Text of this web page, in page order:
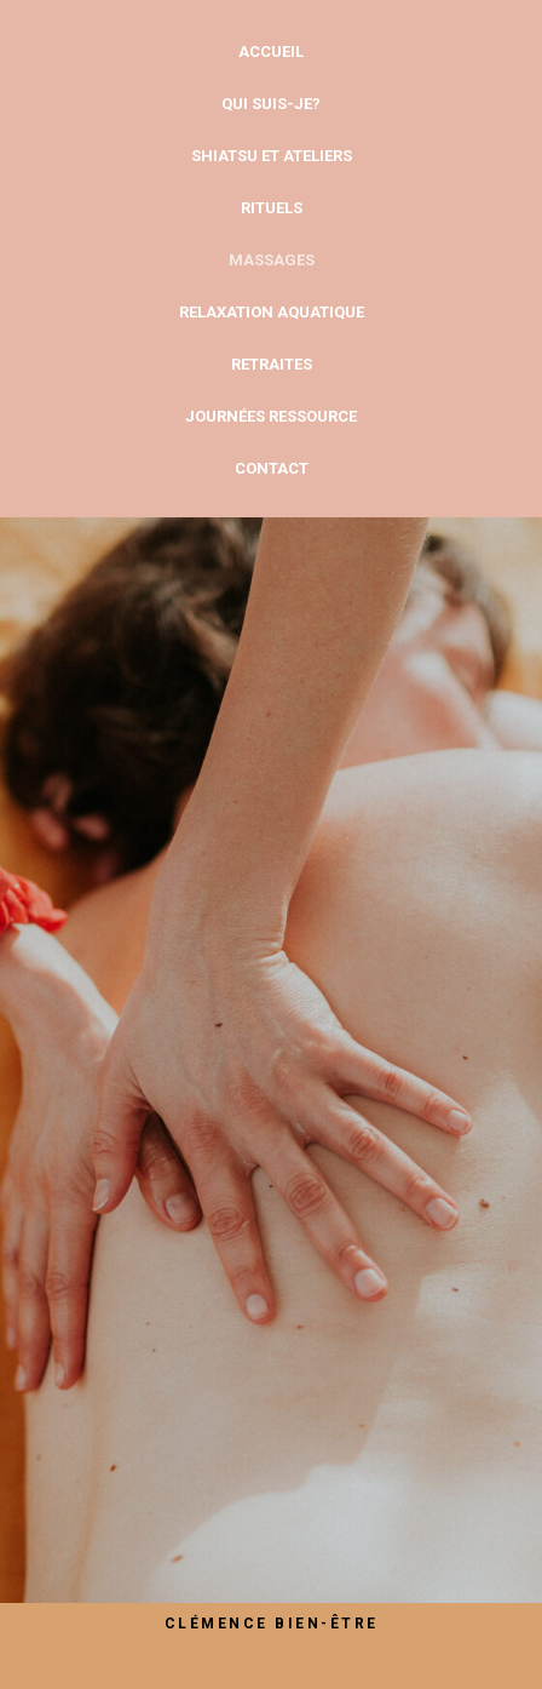
ACCUEIL
QUI SUIS-JE?
SHIATSU ET ATELIERS
RITUELS
MASSAGES
RELAXATION AQUATIQUE
RETRAITES
JOURNÉES RESSOURCE
CONTACT
CLÉMENCE BIEN-ÊTRE